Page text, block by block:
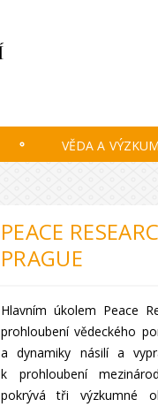
VĚDA A VÝZKUM
PEACE
PRAGUE
Hlavním úkolem Peace
prohloubení vědeckého
a dynamiky násilí a
k prohloubení
pokrývá tři výzkumné